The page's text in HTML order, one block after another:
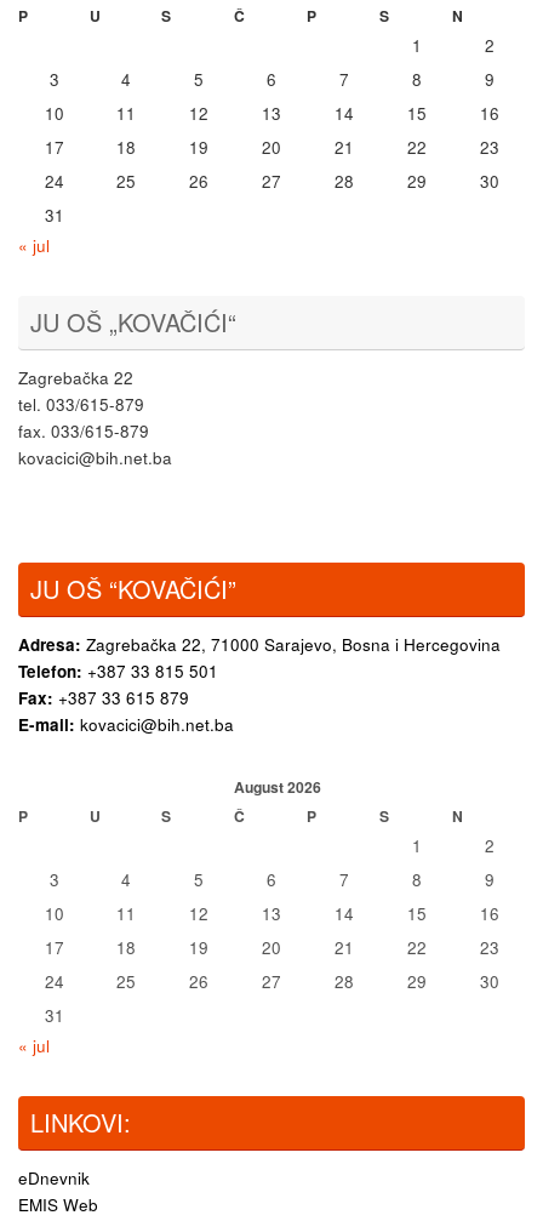
P
U S Č P S N
1
2
3
4 5 6 7 8
9
10
11 12 13 14 15
16
17
18 19 20 21 22
23
24
25 26 27 28 29
30
31
« jul
JU OŠ „KOVAČIĆI“
Zagrebačka 22
tel. 033/615-879
fax. 033/615-879
kovacici@bih.net.ba
JU OŠ “KOVAČIĆI”
Adresa: Zagrebačka 22, 71000 Sarajevo, Bosna i Hercegovina
Telefon: +387 33 815 501
Fax: +387 33 615 879
E-mail: kovacici@bih.net.ba
August 2026
P
U S Č P S N
1
2
3
4 5 6 7 8
9
10
11 12 13 14 15
16
17
18 19 20 21 22
23
24
25 26 27 28 29
30
31
« jul
LINKOVI:
eDnevnik
EMIS Web